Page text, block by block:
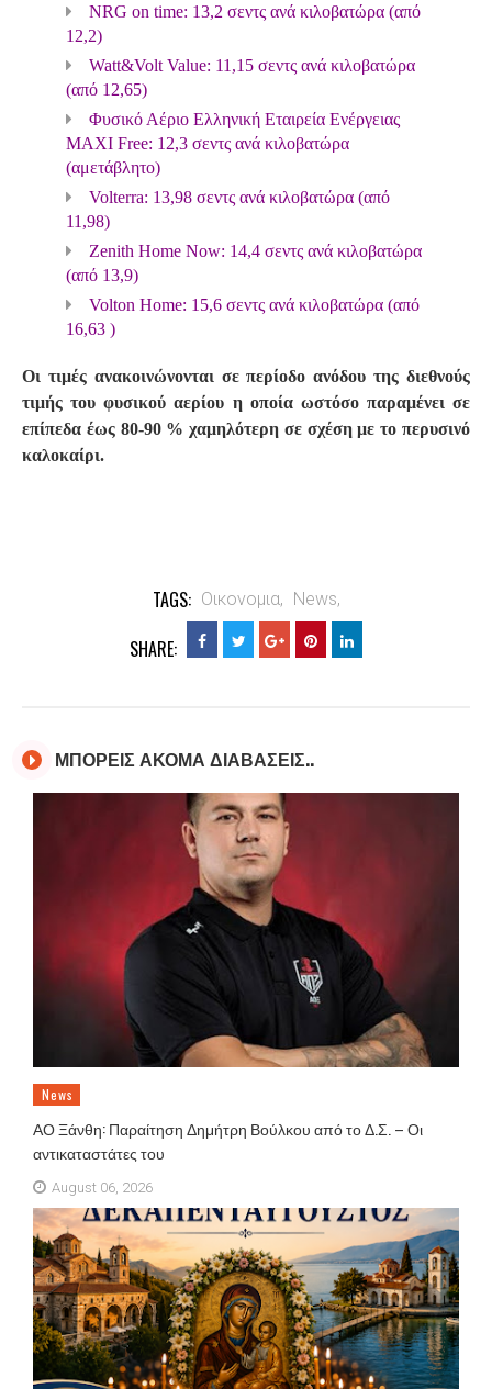
NRG on time: 13,2 σεντς ανά κιλοβατώρα (από
12,2)
Watt&Volt Value: 11,15 σεντς ανά κιλοβατώρα
(από 12,65)
Φυσικό Αέριο Ελληνική Εταιρεία Ενέργειας
MAXI Free: 12,3 σεντς ανά κιλοβατώρα
(αμετάβλητο)
Volterra: 13,98 σεντς ανά κιλοβατώρα (από
11,98)
Zenith Home Now: 14,4 σεντς ανά κιλοβατώρα
(από 13,9)
Volton Home: 15,6 σεντς ανά κιλοβατώρα (από
16,63 )
Οι τιμές ανακοινώνονται σε περίοδο ανόδου της διεθνούς
τιμής του φυσικού αερίου η οποία ωστόσο παραμένει σε
επίπεδα έως 80-90 % χαμηλότερη σε σχέση με το περυσινό
καλοκαίρι.
TAGS: Οικονομια, News,
SHARE:
ΜΠΟΡΕΙΣ ΑΚΟΜΑ ΔΙΑΒΑΣΕΙΣ..
News
ΑΟ Ξάνθη: Παραίτηση Δημήτρη Βούλκου από το Δ.Σ. – Οι
αντικαταστάτες του
August 06, 2026